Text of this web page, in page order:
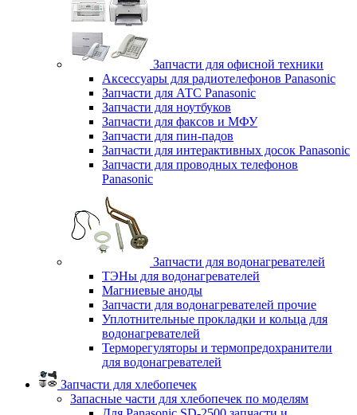
Запчасти для офисной техники
Аксессуары для радиотелефонов Panasonic
Запчасти для АТС Panasonic
Запчасти для ноутбуков
Запчасти для факсов и МФУ
Запчасти для пин-падов
Запчасти для интерактивных досок Panasonic
Запчасти для проводных телефонов
Panasonic
Запчасти для водонагревателей
ТЭНы для водонагревателей
Магниевые аноды
Запчасти для водонагревателей прочие
Уплотнительные прокладки и кольца для
водонагревателей
Терморегуляторы и термопредохранители
для водонагревателей
Запчасти для хлебопечек
Запасные части для хлебопечек по моделям